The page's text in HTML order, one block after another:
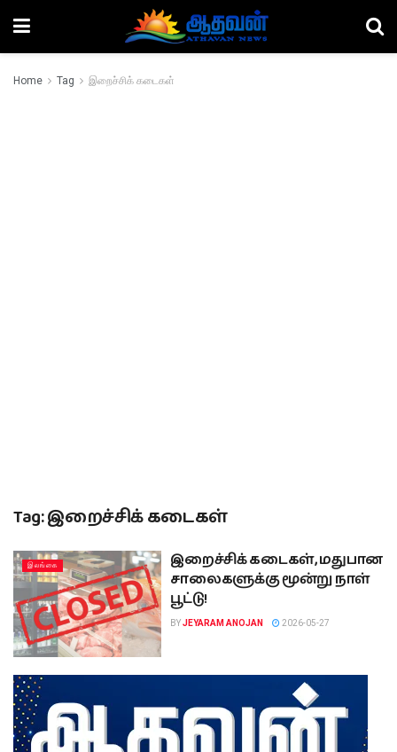
Home Tag இறைச்சிக் கடைகள்
Tag:இறைச்சிக் கடைகள்
இலங்கை
இறைச்சிக் கடைகள், மதுபான
சாலைகளுக்கு மூன்று நாள்
பூட்டு!
BYJEYARAM ANOJAN 2026-05-27